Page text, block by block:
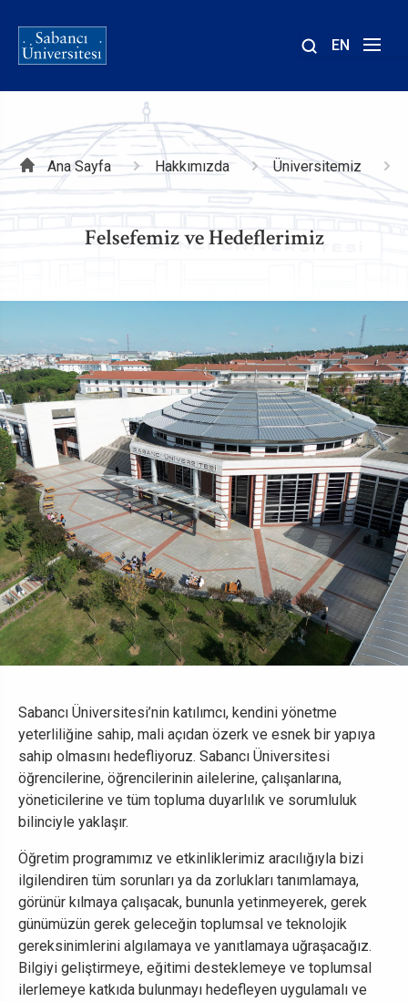
EN
Sayfa
yolu
Ana Sayfa Hakkımızda Üniversitemiz
Felsefemiz ve Hedeflerimiz
Sabancı Üniversitesi’nin katılımcı, kendini yönetme
yeterliliğine sahip, mali açıdan özerk ve esnek bir yapıya
sahip olmasını hedefliyoruz. Sabancı Üniversitesi
öğrencilerine, öğrencilerinin ailelerine, çalışanlarına,
yöneticilerine ve tüm topluma duyarlılık ve sorumluluk
bilinciyle yaklaşır.
Öğretim programımız ve etkinliklerimiz aracılığıyla bizi
ilgilendiren tüm sorunları ya da zorlukları tanımlamaya,
görünür kılmaya çalışacak, bununla yetinmeyerek, gerek
günümüzün gerek geleceğin toplumsal ve teknolojik
gereksinimlerini algılamaya ve yanıtlamaya uğraşacağız.
Bilgiyi geliştirmeye, eğitimi desteklemeye ve toplumsal
ilerlemeye katkıda bulunmayı hedefleyen uygulamalı ve